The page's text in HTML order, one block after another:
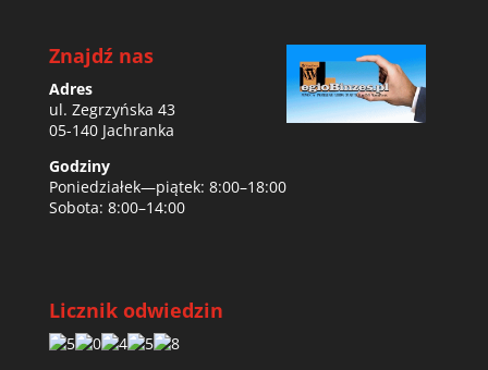
Znajdź nas
Adres
ul. Zegrzyńska 43
05-140 Jachranka
Godziny
Poniedziałek—piątek: 8:00–18:00
Sobota: 8:00–14:00
Licznik odwiedzin